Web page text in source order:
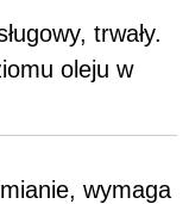
trwały.
oleju w
wymaga